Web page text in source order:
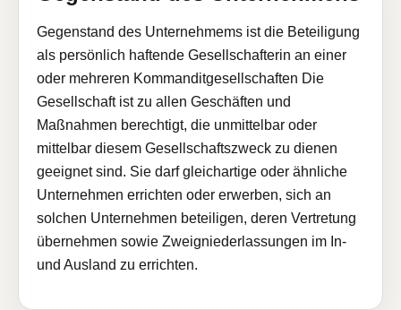
Gegenstand des Unternehmems ist die Beteiligung
als persönlich haftende Gesellschafterin an einer
oder mehreren Kommanditgesellschaften Die
Gesellschaft ist zu allen Geschäften und
Maßnahmen berechtigt, die unmittelbar oder
mittelbar diesem Gesellschaftszweck zu dienen
geeignet sind. Sie darf gleichartige oder ähnliche
Unternehmen errichten oder erwerben, sich an
solchen Unternehmen beteiligen, deren Vertretung
übernehmen sowie Zweigniederlassungen im In-
und Ausland zu errichten.